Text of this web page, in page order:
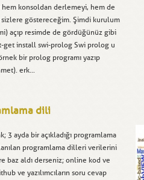
konsoldan derlemeyi, hem de
göstereceğim. Şimdi kurulum
açıp resimde de gördüğünüz gibi
get install swi-prolog Swi prolog u
bir prolog programı yazıp
erk...
dili
3 ayda bir açıkladığı programlama
programlama dilleri verilerini
baz aldı derseniz; online kod ve
ve yazılımcıların soru cevap